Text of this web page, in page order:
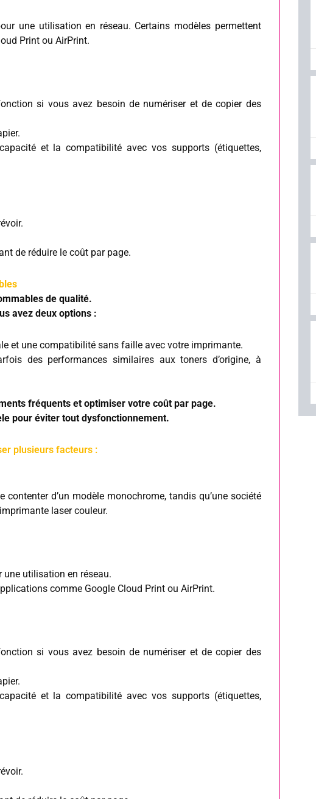
une utilisation en réseau. Certains modèles permettent
Print ou AirPrint.
si vous avez besoin de numériser et de copier des
et la compatibilité avec vos supports (étiquettes,
de réduire le coût par page.
de qualité.
avez deux options :
et une compatibilité sans faille avec votre imprimante.
des performances similaires aux toners d’origine, à
fréquents et optimiser votre coût par page.
pour éviter tout dysfonctionnement.
plusieurs facteurs :
d’un modèle monochrome, tandis qu’une société
laser couleur.
une utilisation en réseau.
comme Google Cloud Print ou AirPrint.
si vous avez besoin de numériser et de copier des
et la compatibilité avec vos supports (étiquettes,